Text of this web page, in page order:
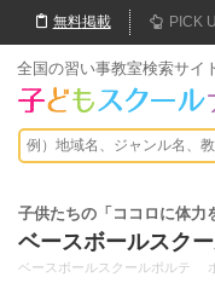
無料掲載 PICK
全国の習い事教室検索サイ
子供たちの「ココロに体力
ベースボールスク
ベースボールスクールポルテ